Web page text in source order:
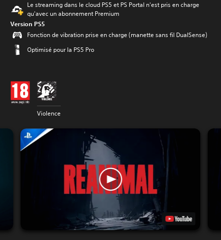
Le streaming dans le cloud PS5 et PS Portal n'est pris en charge
qu'avec un abonnement Premium
Version PS5
Fonction de vibration prise en charge (manette sans fil DualSense)
Optimisé pour la PS5 Pro
Violence